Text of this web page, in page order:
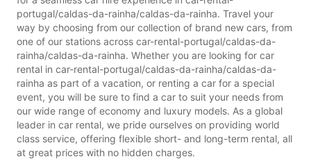
portugal/caldas-da-rainha/caldas-da-rainha. Travel your
way by choosing from our collection of brand new cars, from
one of our stations across car-rental-portugal/caldas-da-
rainha/caldas-da-rainha. Whether you are looking for car
rental in car-rental-portugal/caldas-da-rainha/caldas-da-
rainha as part of a vacation, or renting a car for a special
event, you will be sure to find a car to suit your needs from
our wide range of economy and luxury models. As a global
leader in car rental, we pride ourselves on providing world
class service, offering flexible short- and long-term rental, all
at great prices with no hidden charges.